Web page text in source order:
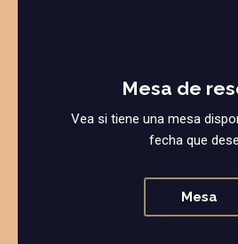
Mesa de
Vea si tiene una mesa
fecha que
Mesa